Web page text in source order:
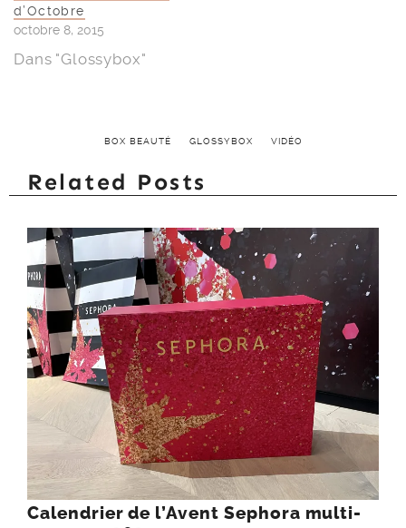
d’Octobre
octobre 8, 2015
Dans "Glossybox"
BOX BEAUTÉ GLOSSYBOX VIDÉO
Related Posts
Calendrier de l’Avent Sephora multi-